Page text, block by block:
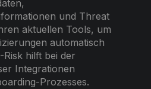
und Threat
aktuellen Tools, um
automatisch
hilft bei der
Integrationen
Prozesses.